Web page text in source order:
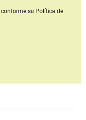
conforme su Política de